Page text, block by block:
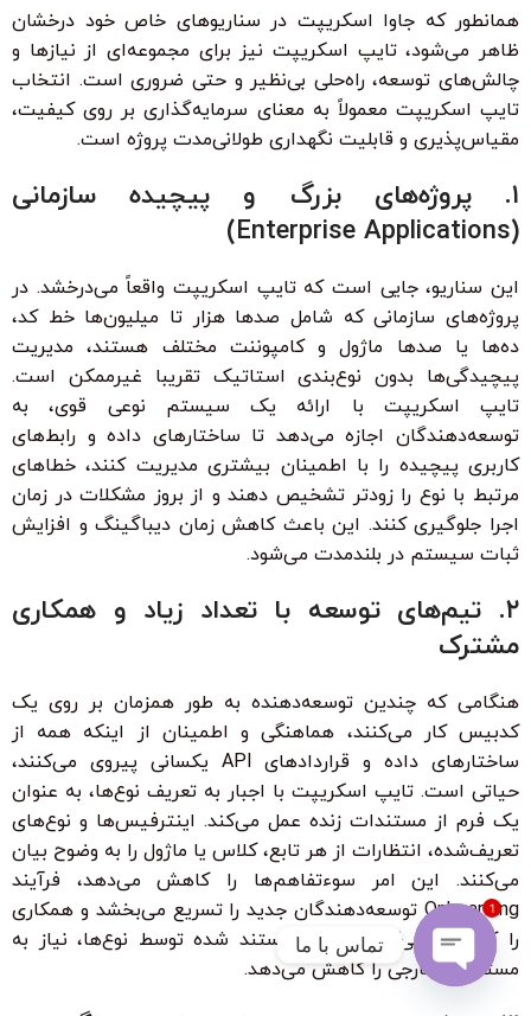
همانطور که جاوا اسکریپت در سناریوهای خاص خود درخشان
ظاهر می‌شود، تایپ اسکریپت نیز برای مجموعه‌ای از نیازها و
چالش‌های توسعه، راه‌حلی بی‌نظیر و حتی ضروری است. انتخاب
تایپ اسکریپت معمولاً به معنای سرمایه‌گذاری بر روی کیفیت،
مقیاس‌پذیری و قابلیت نگهداری طولانی‌مدت پروژه است.
۱. پروژه‌های بزرگ و پیچیده سازمانی
(Enterprise Applications)
این سناریو، جایی است که تایپ اسکریپت واقعاً می‌درخشد. در
پروژه‌های سازمانی که شامل صدها هزار تا میلیون‌ها خط کد،
ده‌ها یا صدها ماژول و کامپوننت مختلف هستند، مدیریت
پیچیدگی‌ها بدون نوع‌بندی استاتیک تقریبا غیرممکن است.
تایپ اسکریپت با ارائه یک سیستم نوعی قوی، به
توسعه‌دهندگان اجازه می‌دهد تا ساختارهای داده و رابط‌های
کاربری پیچیده را با اطمینان بیشتری مدیریت کنند، خطاهای
مرتبط با نوع را زودتر تشخیص دهند و از بروز مشکلات در زمان
اجرا جلوگیری کنند. این باعث کاهش زمان دیباگینگ و افزایش
ثبات سیستم در بلندمدت می‌شود.
۲. تیم‌های توسعه با تعداد زیاد و همکاری
مشترک
هنگامی که چندین توسعه‌دهنده به طور همزمان بر روی یک
کدبیس کار می‌کنند، هماهنگی و اطمینان از اینکه همه از
ساختارهای داده و قراردادهای API یکسانی پیروی می‌کنند،
حیاتی است. تایپ اسکریپت با اجبار به تعریف نوع‌ها، به عنوان
یک فرم از مستندات زنده عمل می‌کند. اینترفیس‌ها و نوع‌های
تعریف‌شده، انتظارات از هر تابع، کلاس یا ماژول را به وضوح بیان
می‌کنند. این امر سوءتفاهم‌ها را کاهش می‌دهد، فرآیند
Onboarding توسعه‌دهندگان جدید را تسریع می‌بخشد و همکاری
را کارآمدتر می‌کند. کد خود-مستند شده توسط نوع‌ها، نیاز به
مستندات خارجی را کاهش می‌دهد.
تماس با ما
1